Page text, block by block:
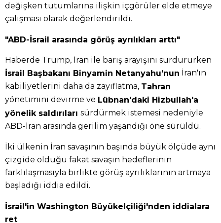
değişken tutumlarına ilişkin içgörüler elde etmeye
çalışması olarak değerlendirildi.
"ABD-İsrail arasında görüş ayrılıkları arttı"
Haberde Trump, İran ile barış arayışını sürdürürken
İsrail Başbakanı Binyamin Netanyahu'nun İran'ın
kabiliyetlerini daha da zayıflatma, Tahran
yönetimini devirme ve Lübnan'daki Hizbullah'a
yönelik saldırıları sürdürmek istemesi nedeniyle
ABD-İran arasında gerilim yaşandığı öne sürüldü.
İki ülkenin İran savaşının başında büyük ölçüde aynı
çizgide olduğu fakat savaşın hedeflerinin
farklılaşmasıyla birlikte görüş ayrılıklarının artmaya
başladığı iddia edildi.
İsrail'in Washington Büyükelçiliği'nden iddialara
ret